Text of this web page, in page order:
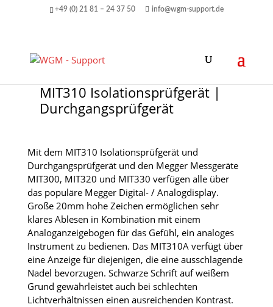
+49 (0) 21 81 – 24 37 50 info@wgm-support.de
MIT310 Isolationsprüfgerät |
Durchgangsprüfgerät
Mit dem MIT310 Isolationsprüfgerät und
Durchgangsprüfgerät und den Megger Messgeräte
MIT300, MIT320 und MIT330 verfügen alle über
das populäre Megger Digital- / Analogdisplay.
Große 20mm hohe Zeichen ermöglichen sehr
klares Ablesen in Kombination mit einem
Analoganzeigebogen für das Gefühl, ein analoges
Instrument zu bedienen. Das MIT310A verfügt über
eine Anzeige für diejenigen, die eine ausschlagende
Nadel bevorzugen. Schwarze Schrift auf weißem
Grund gewährleistet auch bei schlechten
Lichtverhältnissen einen ausreichenden Kontrast.